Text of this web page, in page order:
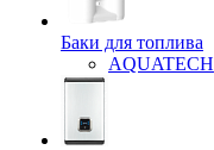
Баки для топлива
AQUATECH